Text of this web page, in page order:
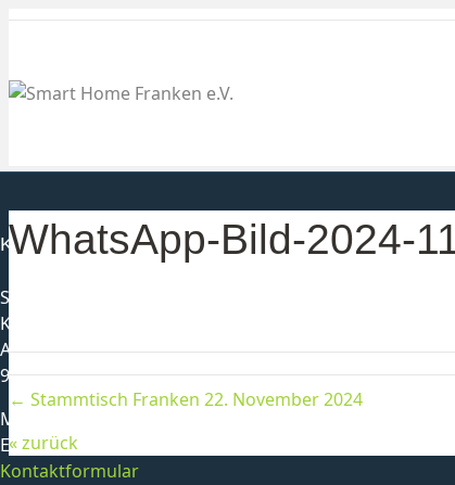
WhatsApp-Bild-2024-
← Stammtisch Franken 22. November 2024
« zurück
Kontakt
Smarthome Franken e. V.
Karl-Heinz Schmittlutz
Alter Postweg 1
96179 Rattelsdorf
Mobil:
E-Mail:info@smarthome-franken.org
Kontaktformular